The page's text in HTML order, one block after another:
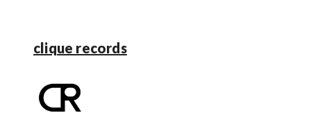
clique records